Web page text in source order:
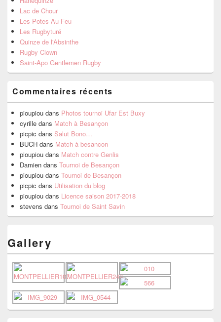
Lac de Chour
Les Potes Au Feu
Les Rugbyturé
Quinze de l'Absinthe
Rugby Clown
Saint-Apo Gentlemen Rugby
Commentaires récents
pioupiou dans Photos tournoi Ufar Est Buxy
cyrille dans Match à Besançon
picpic dans Salut Bono…
BUCH dans Match à besancon
pioupiou dans Match contre Genlis
Damien dans Tournoi de Besançon
pioupiou dans Tournoi de Besançon
picpic dans Utilisation du blog
pioupiou dans Licence saison 2017-2018
stevens dans Tournoi de Saint Savin
Gallery